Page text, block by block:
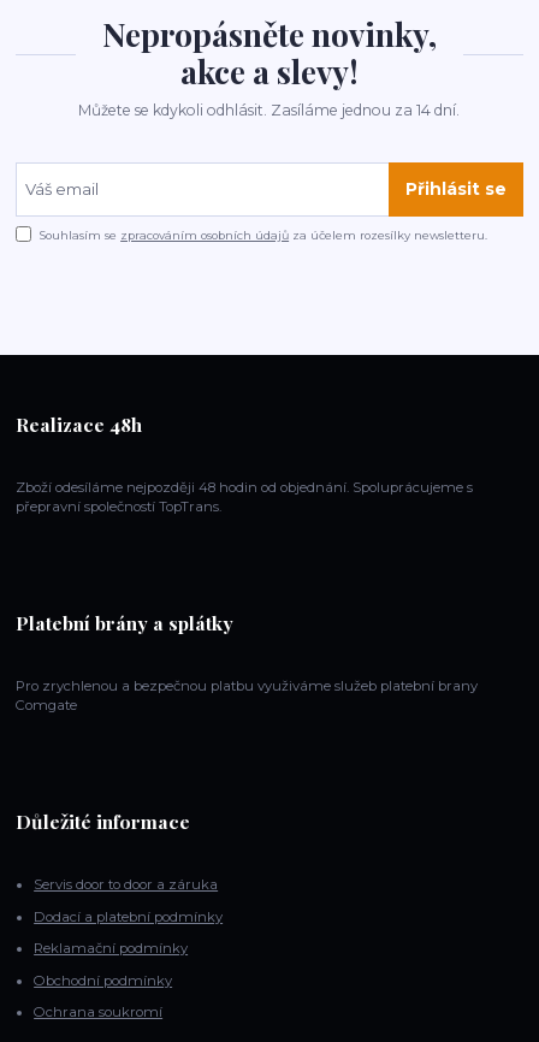
Nepropásněte novinky,
akce a slevy!
Můžete se kdykoli odhlásit. Zasíláme jednou za 14 dní.
Přihlásit se
Souhlasím se zpracováním osobních údajů za účelem rozesílky newsletteru.
Realizace 48h
Zboží odesíláme nejpozději 48 hodin od objednání. Spoluprácujeme s
přepravní společností TopTrans.
Platební brány a splátky
Pro zrychlenou a bezpečnou platbu využiváme služeb platební brany
Comgate
Důležité informace
Servis door to door a záruka
Dodací a platební podmínky
Reklamační podmínky
Obchodní podmínky
Ochrana soukromí